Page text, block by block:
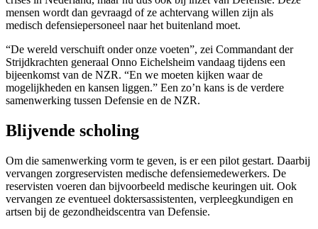
mensen wordt dan gevraagd of ze achtervang willen zijn als
medisch defensiepersoneel naar het buitenland moet.
“De wereld verschuift onder onze voeten”, zei Commandant der
Strijdkrachten generaal Onno Eichelsheim vandaag tijdens een
bijeenkomst van de NZR. “En we moeten kijken waar de
mogelijkheden en kansen liggen.” Een zo’n kans is de verdere
samenwerking tussen Defensie en de NZR.
Blijvende scholing
Om die samenwerking vorm te geven, is er een pilot gestart. Daarbij
vervangen zorgreservisten medische defensiemedewerkers. De
reservisten voeren dan bijvoorbeeld medische keuringen uit. Ook
vervangen ze eventueel doktersassistenten, verpleegkundigen en
artsen bij de gezondheidscentra van Defensie.